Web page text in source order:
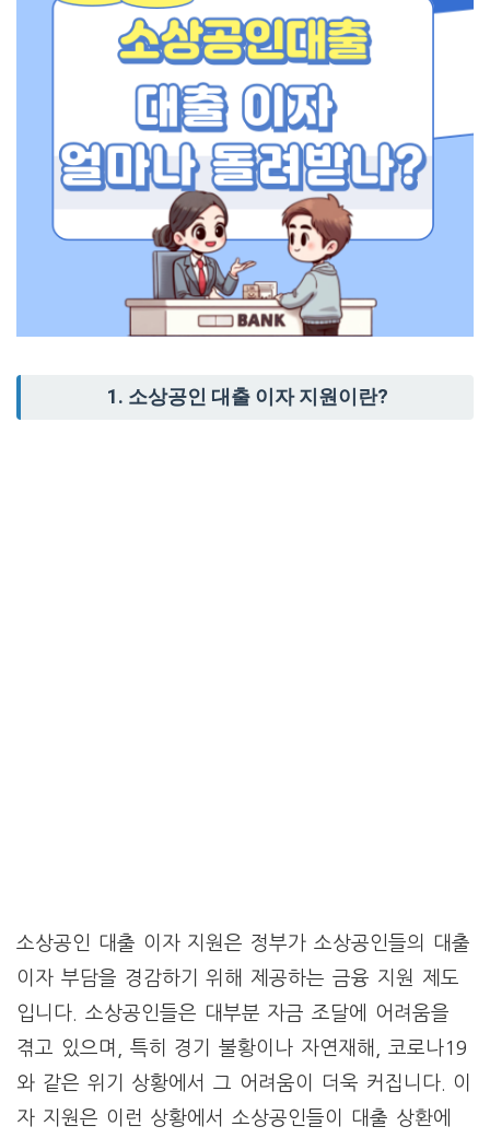
1. 소상공인 대출 이자 지원이란?
소상공인 대출 이자 지원은 정부가 소상공인들의 대출
이자 부담을 경감하기 위해 제공하는 금융 지원 제도
입니다. 소상공인들은 대부분 자금 조달에 어려움을
겪고 있으며, 특히 경기 불황이나 자연재해, 코로나19
와 같은 위기 상황에서 그 어려움이 더욱 커집니다. 이
자 지원은 이런 상황에서 소상공인들이 대출 상환에